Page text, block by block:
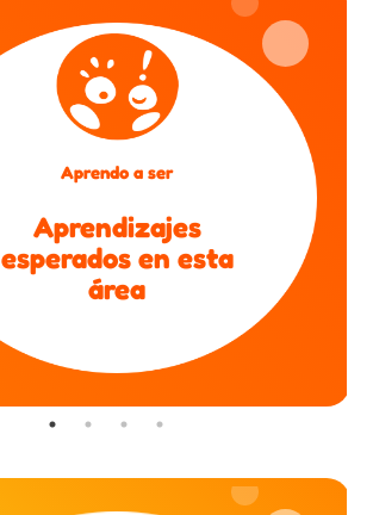
Aprendo a ser
Aprendizajes
esperados en esta
área